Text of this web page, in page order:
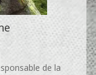
de la